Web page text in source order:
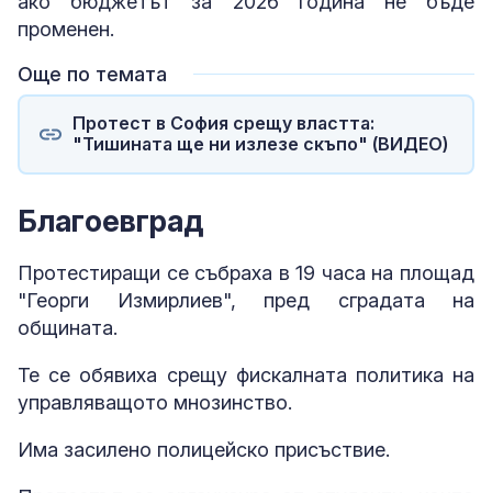
променен.
Още по темата
Протест в София срещу властта:
"Тишината ще ни излезе скъпо" (ВИДЕО)
Благоевград
Протестиращи се събраха в 19 часа на площад
"Георги Измирлиев", пред сградата на
общината.
Те се обявиха срещу фискалната политика на
управляващото мнозинство.
Има засилено полицейско присъствие.